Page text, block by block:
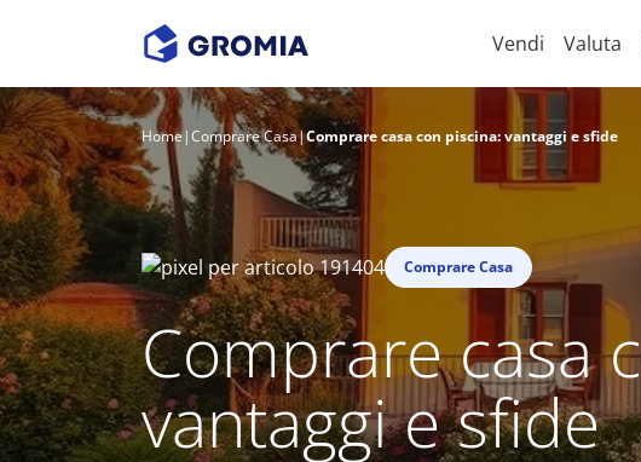
Vendi Valuta
Home|Comprare Casa|Comprare casa con piscina: vantaggi e sfide
Comprare Casa
Comprare casa
vantaggi e sfide